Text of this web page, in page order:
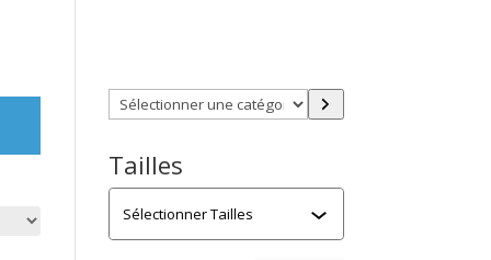
Sélectionner
une
Tailles